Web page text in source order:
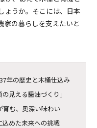
ょうか。そこには、日本
家の暮らしを支えたいと
年の歴史と木桶仕込み
見える醤油づくり」
育む、奥深い味わい
めた未来への挑戦